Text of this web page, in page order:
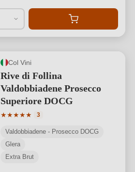
Col Vini
Rive di Follina
Valdobbiadene Prosecco
Superiore DOCG
★★★★★
Durchschnittliche Bewertung von 5
3
Valdobbiadene - Prosecco DOCG
Glera
Extra Brut